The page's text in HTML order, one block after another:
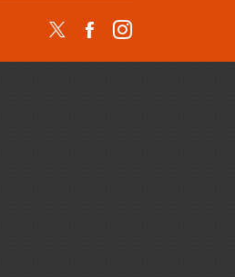
Twitter Facebook